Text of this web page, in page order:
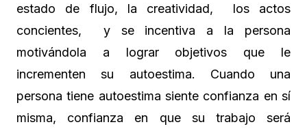
estado de flujo, la creatividad, los actos
concientes, y se incentiva a la persona
motivándola a lograr objetivos que le
incrementen su autoestima. Cuando una
persona tiene autoestima siente confianza en sí
misma, confianza en que su trabajo será